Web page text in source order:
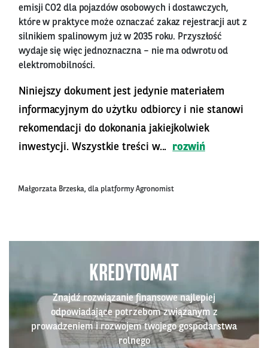
emisji CO2 dla pojazdów osobowych i dostawczych,
które w praktyce może oznaczać zakaz rejestracji aut z
silnikiem spalinowym już w 2035 roku. Przyszłość
wydaje się więc jednoznaczna – nie ma odwrotu od
elektromobilności.
Niniejszy dokument jest jedynie materiałem
informacyjnym do użytku odbiorcy i nie stanowi
rekomendacji do dokonania jakiejkolwiek
inwestycji. Wszystkie treści w...
rozwiń
Małgorzata Brzeska, dla platformy Agronomist
KREDYTOMAT
Znajdź rozwiązanie finansowe najlepiej
odpowiadające potrzebom związanym z
prowadzeniem i rozwojem twojego gospodarstwa
rolnego